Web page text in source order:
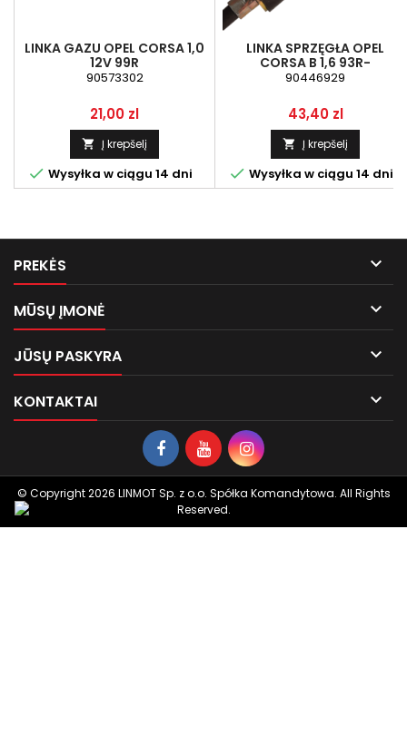
LINKA GAZU OPEL CORSA 1,0
12V 99R
90573302
Kaina
21,00 zl
 Į krepšelį
 Wysyłka w ciągu 14 dni
LINKA SPRZĘGŁA OPEL
CORSA B 1,6 93R-
90446929
Kaina
43,40 zl
 Į krepšelį
 Wysyłka w ciągu 14 dni
PREKĖS 
MŪSŲ ĮMONĖ 
JŪSŲ PASKYRA 
KONTAKTAI 
© Copyright 2026 LINMOT Sp. z o.o. Spółka Komandytowa. All Rights
Reserved.